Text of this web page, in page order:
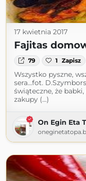
17 kwietnia 2017
Fajitas
79 1 Zapisz
Wszystko pyszne,
sera...fot.
świąteczne, że
zakupy (...)
On Egin Eta